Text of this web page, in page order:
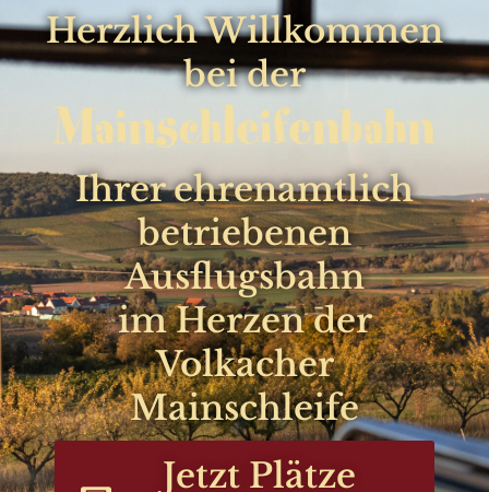
Herzlich Willkommen
bei der
Ihrer ehrenamtlich
betriebenen
Ausflugsbahn
im Herzen der
Volkacher
Mainschleife
Jetzt Plätze